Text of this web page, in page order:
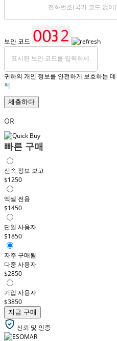
보안 코드
귀하의 개인 정보를 안전하게 보호하는
책
제출하다
OR
빠른 구매
신속 정보 보고
$1250
엑셀 전용
$1450
단일 사용자
$1850
자주 구매됨
다중 사용자
$2850
기업 사용자
$3850
지금 구매
신뢰 및 인증